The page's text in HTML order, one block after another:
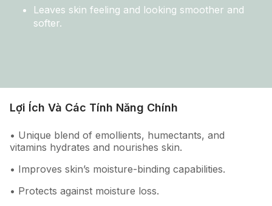
Leaves skin feeling and looking smoother and
softer.
Lợi Ích Và Các Tính Năng Chính
• Unique blend of emollients, humectants, and
vitamins hydrates and nourishes skin.
• Improves skin’s moisture-binding capabilities.
• Protects against moisture loss.